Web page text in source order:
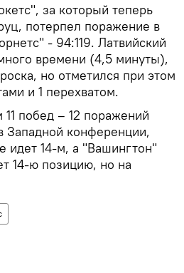
за который теперь
потерпел поражение в
- 94:119. Латвийский
времени (4,5 минуты),
но отметился при этом
и 1 перехватом.
побед – 12 поражений
Западной конференции,
идет 14-м, а "Вашингтон"
14-ю позицию, но на